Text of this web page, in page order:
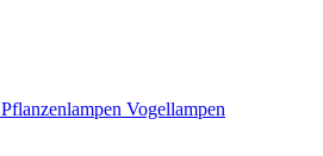
Pflanzenlampen Vogellampen